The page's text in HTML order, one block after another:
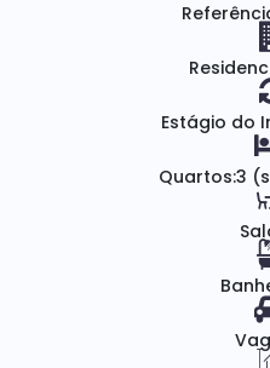
Estágio do
Quartos:3